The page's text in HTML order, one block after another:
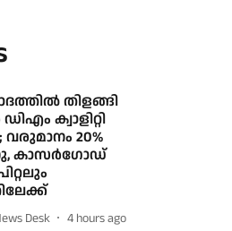
തിളങ്ങി
ക്വാളിറ്റി
20%
കാസര്‍ഗോഡ്
Desk 4 hours ago